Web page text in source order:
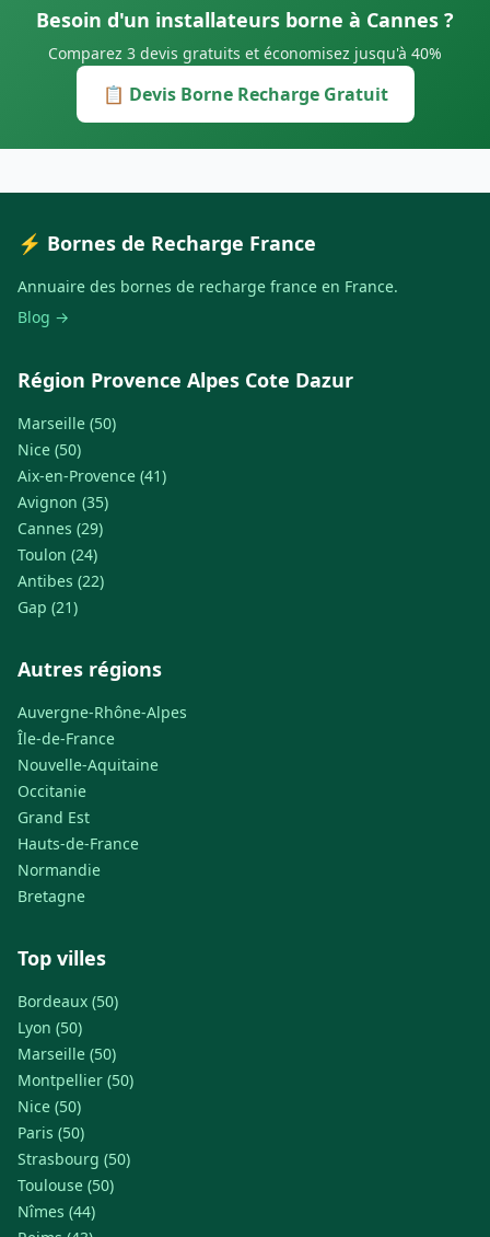
Besoin d'un installateurs borne à Cannes ?
Comparez 3 devis gratuits et économisez jusqu'à 40%
📋 Devis Borne Recharge Gratuit
⚡ Bornes de Recharge France
Annuaire des bornes de recharge france en France.
Blog →
Région Provence Alpes Cote Dazur
Marseille (50)
Nice (50)
Aix-en-Provence (41)
Avignon (35)
Cannes (29)
Toulon (24)
Antibes (22)
Gap (21)
Autres régions
Auvergne-Rhône-Alpes
Île-de-France
Nouvelle-Aquitaine
Occitanie
Grand Est
Hauts-de-France
Normandie
Bretagne
Top villes
Bordeaux (50)
Lyon (50)
Marseille (50)
Montpellier (50)
Nice (50)
Paris (50)
Strasbourg (50)
Toulouse (50)
Nîmes (44)